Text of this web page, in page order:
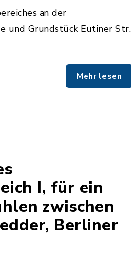
an der
und Grundstück Eutiner Str.
Mehr lesen
I, für ein
zwischen
Berliner